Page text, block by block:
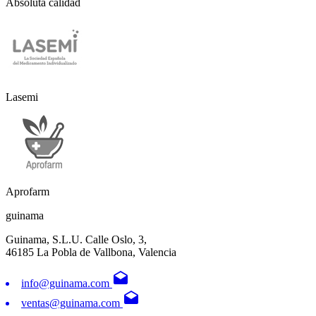
Lasemi
Aprofarm
guinama
Guinama, S.L.U. Calle Oslo, 3,
46185 La Pobla de Vallbona, Valencia
info@guinama.com drafts
ventas@guinama.com drafts